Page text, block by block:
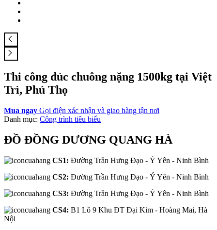
Thi công đúc chuông nặng 1500kg tại Việt
Trì, Phú Thọ
Mua ngay Gọi điện xác nhận và giao hàng tận nơi
Danh mục: Công trình tiêu biểu
ĐỒ ĐỒNG DƯƠNG QUANG HÀ
CS1: Đường Trần Hưng Đạo - Ý Yên - Ninh Bình
CS2: Đường Trần Hưng Đạo - Ý Yên - Ninh Bình
CS3: Đường Trần Hưng Đạo - Ý Yên - Ninh Bình
CS4: B1 Lô 9 Khu ĐT Đại Kim - Hoàng Mai, Hà
Nội